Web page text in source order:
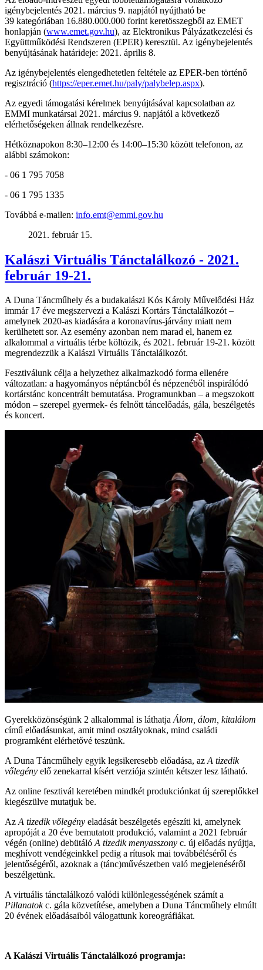
igénybejelentés 2021. március 9. napjától nyújtható be
39 kategóriában 16.880.000.000 forint keretösszegből az EMET
honlapján (www.emet.gov.hu), az Elektronikus Pályázatkezelési és
Együttműködési Rendszeren (EPER) keresztül. Az igénybejelentés
benyújtásának határideje: 2021. április 8.
Az igénybejelentés elengedhetetlen feltétele az EPER-ben történő
regisztráció (https://eper.emet.hu/paly/palybelep.aspx).
Az egyedi támogatási kérelmek benyújtásával kapcsolatban az
EMMI munkatársai 2021. március 9. napjától a következő
elérhetőségeken állnak rendelkezésre.
Hétköznapokon 8:30–12:00 és 14:00–15:30 között telefonon, az
alábbi számokon:
- 06 1 795 7058
- 06 1 795 1335
Továbbá e-mailen: info.emt@emmi.gov.hu
2021. február 15.
Kalászi Virtuális Tánctalálkozó - 2021.
február 19-21.
A Duna Táncműhely és a budakalászi Kós Károly Művelődési Ház
immár 17 éve megszervezi a Kalászi Kortárs Tánctalálkozót –
amelynek 2020-as kiadására a koronavírus-járvány miatt nem
kerülhetett sor. Az esemény azonban nem marad el, hanem ez
alkalommal a virtuális térbe költözik, és 2021. február 19-21. között
megrendezzük a Kalászi Virtuális Tánctalálkozót.
Fesztiválunk célja a helyzethez alkalmazkodó forma ellenére
változatlan: a hagyományos néptáncból és népzenéből inspirálódó
kortárstánc koncentrált bemutatása. Programunkban – a megszokott
módon – szerepel gyermek- és felnőtt táncelőadás, gála, beszélgetés
és koncert.
Gyerekközönségünk 2 alkalommal is láthatjaÁlom, álom, kitalálom
című előadásunkat, amit mind osztályoknak, mind családi
programként elérhetővé teszünk.
A Duna Táncműhely egyik legsikeresebb előadása, azA tizedik
vőlegény elő zenekarral kísért verziója szintén kétszer lesz látható.
Az online fesztivál keretében mindkét produkciónkat új szereplőkkel
kiegészülve mutatjuk be.
AzA tizedik vőlegény eladását beszélgetés egészíti ki, amelynek
apropóját a 20 éve bemutatott produkció, valamint a 2021 február
végén (online) debütálóA tizedik menyasszony c. új előadás nyújtja,
meghívott vendégeinkkel pedig a rítusok mai továbbéléséről és
jelentőségéről, azoknak a (tánc)művészetben való megjelenéséről
beszélgetünk.
A virtuális tánctalálkozó valódi különlegességének számít a
Pillanatokc. gála közvetítése, amelyben a Duna Táncműhely elmúlt
20 évének előadásaiból válogattunk koreográfiákat.
A Kalászi Virtuális Tánctalálkozó programja: